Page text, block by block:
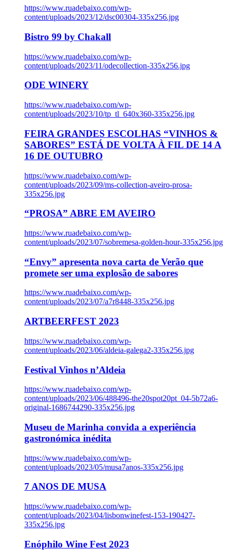
https://www.ruadebaixo.com/wp-
content/uploads/2023/12/dsc00304-335x256.jpg
Bistro 99 by Chakall
https://www.ruadebaixo.com/wp-
content/uploads/2023/11/odecollection-335x256.jpg
ODE WINERY
https://www.ruadebaixo.com/wp-
content/uploads/2023/10/tp_tl_640x360-335x256.jpg
FEIRA GRANDES ESCOLHAS “VINHOS &
SABORES” ESTÁ DE VOLTA À FIL DE 14 A
16 DE OUTUBRO
https://www.ruadebaixo.com/wp-
content/uploads/2023/09/ms-collection-aveiro-prosa-
335x256.jpg
“PROSA” ABRE EM AVEIRO
https://www.ruadebaixo.com/wp-
content/uploads/2023/07/sobremesa-golden-hour-335x256.jpg
“Envy” apresenta nova carta de Verão que
promete ser uma explosão de sabores
https://www.ruadebaixo.com/wp-
content/uploads/2023/07/a7r8448-335x256.jpg
ARTBEERFEST 2023
https://www.ruadebaixo.com/wp-
content/uploads/2023/06/aldeia-galega2-335x256.jpg
Festival Vinhos n’Aldeia
https://www.ruadebaixo.com/wp-
content/uploads/2023/06/488496-the20spot20pt_04-5b72a6-
original-1686744290-335x256.jpg
Museu de Marinha convida a experiência
gastronómica inédita
https://www.ruadebaixo.com/wp-
content/uploads/2023/05/musa7anos-335x256.jpg
7 ANOS DE MUSA
https://www.ruadebaixo.com/wp-
content/uploads/2023/04/lisbonwinefest-153-190427-
335x256.jpg
Enóphilo Wine Fest 2023